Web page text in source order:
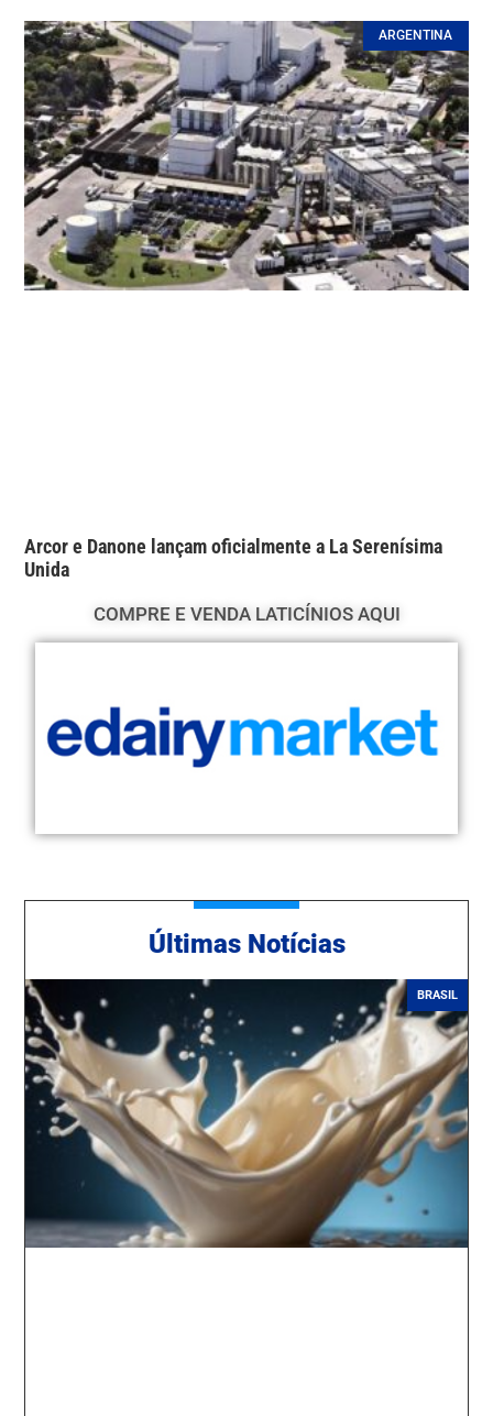
ARGENTINA
Arcor e Danone lançam oficialmente a La Serenísima
Unida
COMPRE E VENDA LATICÍNIOS AQUI
Ú ltimas Notícias
BRASIL